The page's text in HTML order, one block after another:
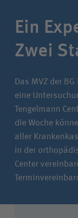
Ein
Zwei
Das MVZ der
eine
Tengelmann
die Woche
aller
in der
Center